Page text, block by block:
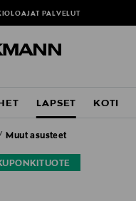
PALVELUT
LAPSET KOTI
Muut asusteet